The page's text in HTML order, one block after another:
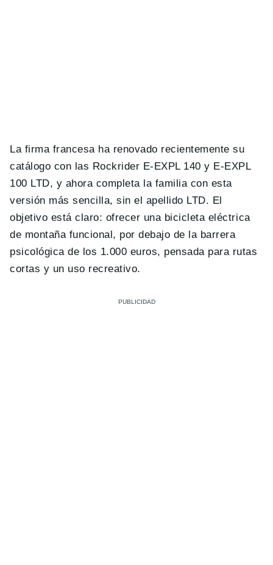
La firma francesa ha renovado recientemente su
catálogo con las Rockrider E-EXPL 140 y E-EXPL
100 LTD, y ahora completa la familia con esta
versión más sencilla, sin el apellido LTD. El
objetivo está claro: ofrecer una bicicleta eléctrica
de montaña funcional, por debajo de la barrera
psicológica de los 1.000 euros, pensada para rutas
cortas y un uso recreativo.